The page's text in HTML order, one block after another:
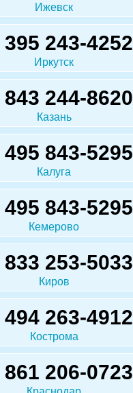
Ижевск
395 243-4252
Иркутск
843 244-8620
Казань
495 843-5295
Калуга
495 843-5295
Кемерово
833 253-5033
Киров
494 263-4912
Кострома
861 206-0723